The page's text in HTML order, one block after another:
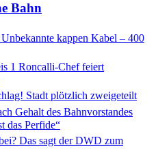
Bahn
Unbekannte kappen Kabel – 400
1 Roncalli-Chef feiert
Stadt plötzlich zweigeteilt
Gehalt des Bahnvorstandes
das Perfide“
Das sagt der DWD zum